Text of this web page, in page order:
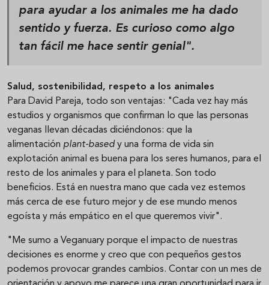
para ayudar a los animales me ha dado
sentido y fuerza. Es curioso como algo
tan fácil me hace sentir genial".
Salud, sostenibilidad, respeto a los animales
Para David Pareja, todo son ventajas: "Cada vez hay más
estudios y organismos que confirman lo que las personas
veganas llevan décadas diciéndonos: que la
alimentación plant-based y una forma de vida sin
explotación animal es buena para los seres humanos, para el
resto de los animales y para el planeta. Son todo
beneficios. Está en nuestra mano que cada vez estemos
más cerca de ese futuro mejor y de ese mundo menos
egoísta y más empático en el que queremos vivir".
"Me sumo a Veganuary porque el impacto de nuestras
decisiones es enorme y creo que con pequeños gestos
podemos provocar grandes cambios. Contar con un mes de